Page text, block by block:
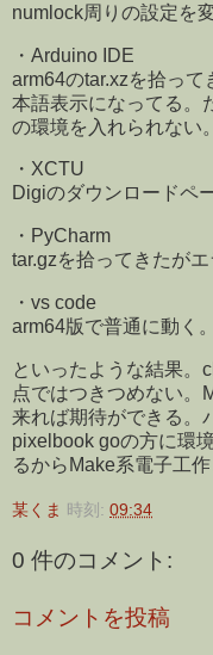
numlock周りの設定を
・Arduino IDE
arm64のtar.xzを拾って
本語表示になってる。
の環境を入れられない
・XCTU
Digiのダウンロードペ
・PyCharm
tar.gzを拾ってきたが
・vs code
arm64版で普通に動く。
といったような結果。
点ではつきつめない。
来れば期待ができる。
pixelbook goの方に環
るからMake系電子工作
某くま 時刻: 09:34
0 件のコメント:
コメントを投稿